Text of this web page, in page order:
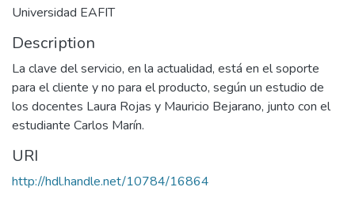
Universidad EAFIT
Description
La clave del servicio, en la actualidad, está en el soporte
para el cliente y no para el producto, según un estudio de
los docentes Laura Rojas y Mauricio Bejarano, junto con el
estudiante Carlos Marín.
URI
http://hdl.handle.net/10784/16864